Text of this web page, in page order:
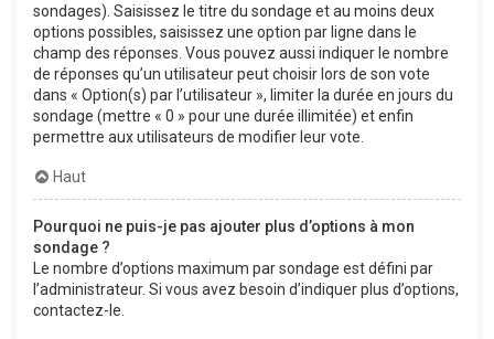
sondages). Saisissez le titre du sondage et au moins deux
options possibles, saisissez une option par ligne dans le
champ des réponses. Vous pouvez aussi indiquer le nombre
de réponses qu’un utilisateur peut choisir lors de son vote
dans « Option(s) par l’utilisateur », limiter la durée en jours du
sondage (mettre « 0 » pour une durée illimitée) et enfin
permettre aux utilisateurs de modifier leur vote.
Haut
Pourquoi ne puis-je pas ajouter plus d’options à mon
sondage ?
Le nombre d’options maximum par sondage est défini par
l’administrateur. Si vous avez besoin d’indiquer plus d’options,
contactez-le.